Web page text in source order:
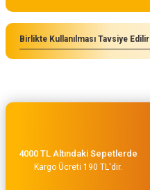
Birlikte Kullanılması Tavsiye Edilir
4000 TL Altındaki Sepetlerde
Kargo Ücreti 190 TL'dir.